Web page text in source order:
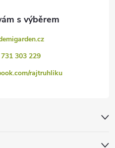
303 229
rajtruhliku